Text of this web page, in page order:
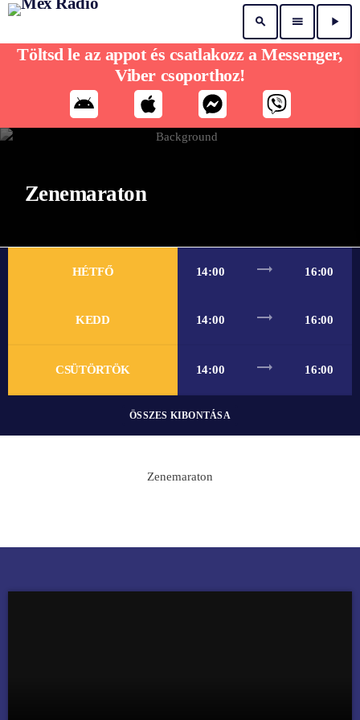
search menu play_arrow
Zenemaraton
HÉTFŐ 14:00 trending_flat 16:00
KEDD 14:00 trending_flat 16:00
CSÜTÖRTÖK 14:00 trending_flat 16:00
ÖSSZES KIBONTÁSA
Zenemaraton
Töltsd le az appot és csatlakozz a Messenger,
Viber csoporthoz!